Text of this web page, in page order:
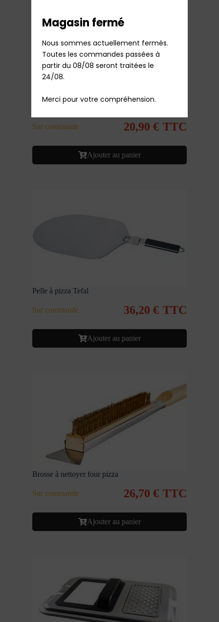
Sur commande 20,90 € TTC
Ajouter au panier
Pelle à pizza Tefal
Sur commande 36,20 € TTC
Ajouter au panier
Brosse à nettoyer four pizza
Sur commande 26,70 € TTC
Ajouter au panier
Magasin fermé
Nous sommes actuellement fermés.
Toutes les commandes passées à
partir du 08/08 seront traitées le
24/08.
Merci pour votre compréhension.